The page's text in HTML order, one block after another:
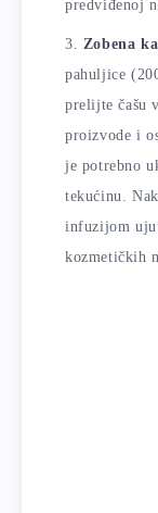
predviđenoj
Zobena
pahuljice
prelijte čašu
proizvode i
je potrebno
tekućinu.
infuzijom
kozmetičkih